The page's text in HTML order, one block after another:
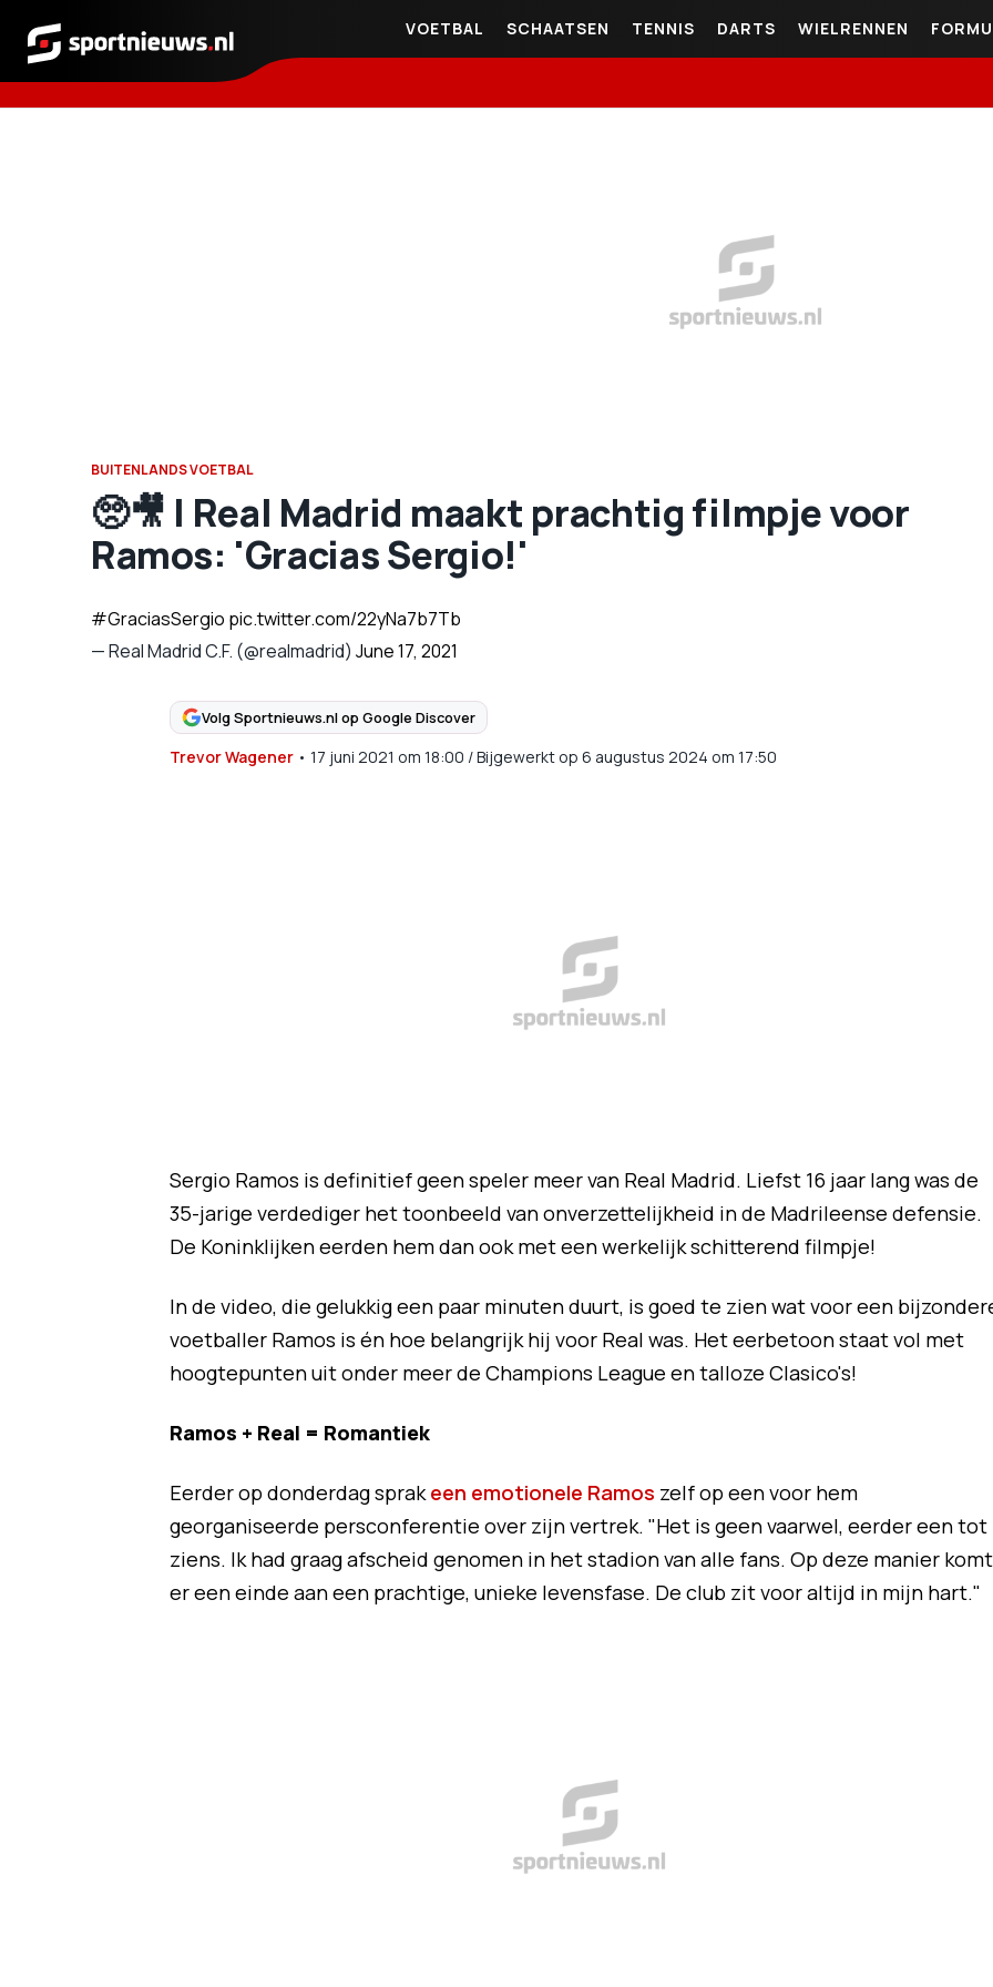
Sportnieuws.nl
VOETBAL SCHAATSEN TENNIS DARTS WIELRENNEN
BUITENLANDS VOETBAL
🥺🎥 | Real Madrid maakt prachtig filmpje voor
Ramos: 'Gracias Sergio!'
#GraciasSergio pic.twitter.com/22yNa7b7Tb
— Real Madrid C.F. (@realmadrid) June 17, 2021
Volg Sportnieuws.nl op Google Discover
Trevor Wagener• 17 juni 2021 om 18:00 /Bijgewerkt op 6 augustus 2024 om 17:50
Sergio Ramos is definitief geen speler meer van Real Madrid. Liefst 16 jaar lang was de
35-jarige verdediger het toonbeeld van onverzettelijkheid in de Madrileense defensie.
De Koninklijken eerden hem dan ook met een werkelijk schitterend filmpje!
In de video, die gelukkig een paar minuten duurt, is goed te zien wat voor een
voetballer Ramos is én hoe belangrijk hij voor Real was. Het eerbetoon staat vol met
hoogtepunten uit onder meer de Champions League en talloze Clasico's!
Ramos + Real = Romantiek
Eerder op donderdag sprakeen emotionele Ramos zelf op een voor hem
georganiseerde persconferentie over zijn vertrek. "Het is geen vaarwel, eerder een tot
ziens. Ik had graag afscheid genomen in het stadion van alle fans. Op deze manier komt
er een einde aan een prachtige, unieke levensfase. De club zit voor altijd in mijn hart."